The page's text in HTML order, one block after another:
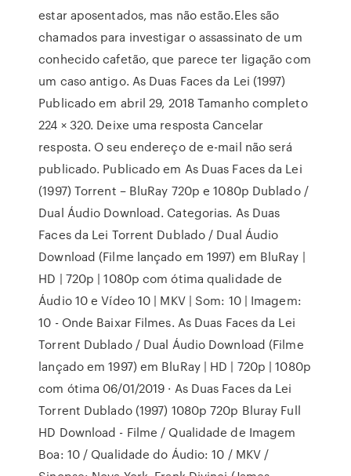
estar aposentados, mas não estão.Eles são
chamados para investigar o assassinato de um
conhecido cafetão, que parece ter ligação com
um caso antigo. As Duas Faces da Lei (1997)
Publicado em abril 29, 2018 Tamanho completo
224 × 320. Deixe uma resposta Cancelar
resposta. O seu endereço de e-mail não será
publicado. Publicado em As Duas Faces da Lei
(1997) Torrent – BluRay 720p e 1080p Dublado /
Dual Áudio Download. Categorias. As Duas
Faces da Lei Torrent Dublado / Dual Áudio
Download (Filme lançado em 1997) em BluRay |
HD | 720p | 1080p com ótima qualidade de
Áudio 10 e Vídeo 10 | MKV | Som: 10 | Imagem:
10 - Onde Baixar Filmes. As Duas Faces da Lei
Torrent Dublado / Dual Áudio Download (Filme
lançado em 1997) em BluRay | HD | 720p | 1080p
com ótima 06/01/2019 · As Duas Faces da Lei
Torrent Dublado (1997) 1080p 720p Bluray Full
HD Download - Filme / Qualidade de Imagem
Boa: 10 / Qualidade do Áudio: 10 / MKV /